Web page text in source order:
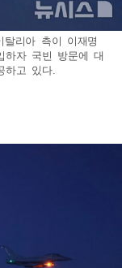
리아 측이 이재명
하자 국빈 방문에 대
하고 있다.